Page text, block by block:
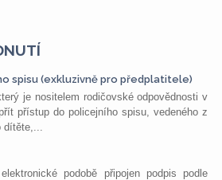
spisu (exkluzivně pro předplatitele)
je nositelem rodičovské odpovědnosti v
přístup do policejního spisu, vedeného z
dítěte,...
podobě připojen podpis podle